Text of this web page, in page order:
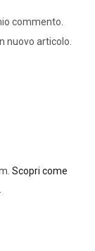
commento.
nuovo articolo.
Scopri come